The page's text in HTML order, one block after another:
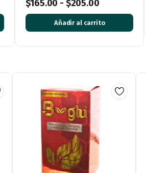
$165.00 - $205.00
Añadir al carrito